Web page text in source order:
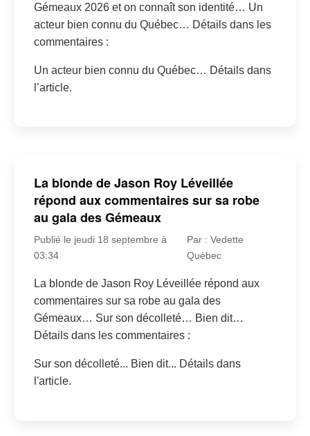
Gémeaux 2026 et on connaît son identité… Un
acteur bien connu du Québec… Détails dans les
commentaires :
Un acteur bien connu du Québec… Détails dans
l’article.
La blonde de Jason Roy Léveillée
répond aux commentaires sur sa robe
au gala des Gémeaux
Publié le jeudi 18 septembre à
03:34
Par : Vedette
Québec
La blonde de Jason Roy Léveillée répond aux
commentaires sur sa robe au gala des
Gémeaux… Sur son décolleté… Bien dit…
Détails dans les commentaires :
Sur son décolleté... Bien dit... Détails dans
l'article.